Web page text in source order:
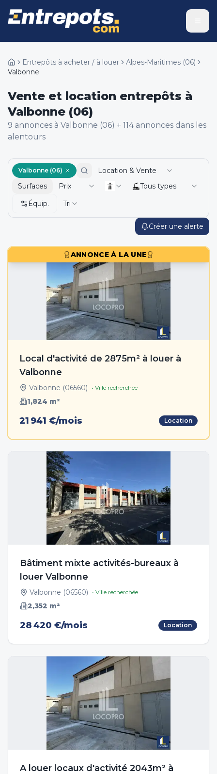
Entrepôts à acheter / à louer Alpes-Maritimes (06)
Valbonne
Vente et location entrepôts à
Valbonne (06)
9 annonces à Valbonne (06) + 114annonces dans les
alentours
Créer une alerte
Valbonne (06)
Location & Vente
Surfaces
Prix
Tous types
Équip.
Tri
ANNONCE À LA UNE
Local d'activité de 2875m² à louer à
Valbonne
Valbonne (06560) • Ville recherchée
1,824 m²
21 941 €/mois Location
Bâtiment mixte activités-bureaux à
louer Valbonne
Valbonne (06560) • Ville recherchée
2,352 m²
28 420 €/mois Location
A louer locaux d'activité 2043m² à